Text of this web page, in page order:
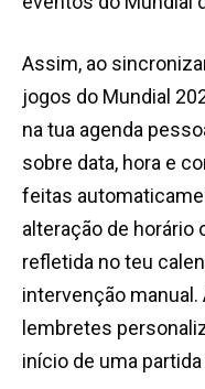
Assim, ao
jogos do Mundial
na tua agenda
sobre data, hora e
feitas
alteração de horário
refletida no teu
intervenção
lembretes
início de uma